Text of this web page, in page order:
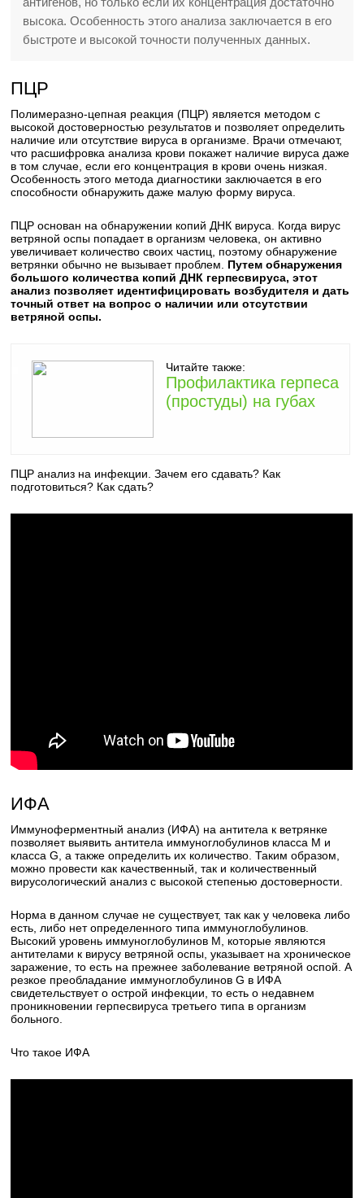
высока. Особенность этого анализа заключается в его
быстроте и высокой точности полученных данных.
ПЦР
Полимеразно-цепная реакция (ПЦР) является методом с
высокой достоверностью результатов и позволяет определить
наличие или отсутствие вируса в организме. Врачи отмечают,
что расшифровка анализа крови покажет наличие вируса даже
в том случае, если его концентрация в крови очень низкая.
Особенность этого метода диагностики заключается в его
способности обнаружить даже малую форму вируса.
ПЦР основан на обнаружении копий ДНК вируса. Когда вирус
ветряной оспы попадает в организм человека, он активно
увеличивает количество своих частиц, поэтому обнаружение
ветрянки обычно не вызывает проблем. Путем обнаружения
большого количества копий ДНК герпесвируса, этот
анализ позволяет идентифицировать возбудителя и дать
точный ответ на вопрос о наличии или отсутствии
ветряной оспы.
Читайте также:
Профилактика герпеса
(простуды) на губах
ПЦР анализ на инфекции. Зачем его сдавать? Как
подготовиться? Как сдать?
ИФА
Иммуноферментный анализ (ИФА) на антитела к ветрянке
позволяет выявить антитела иммуноглобулинов класса M и
класса G, а также определить их количество. Таким образом,
можно провести как качественный, так и количественный
вирусологический анализ с высокой степенью достоверности.
Норма в данном случае не существует, так как у человека либо
есть, либо нет определенного типа иммуноглобулинов.
Высокий уровень иммуноглобулинов M, которые являются
антителами к вирусу ветряной оспы, указывает на хроническое
заражение, то есть на прежнее заболевание ветряной оспой. А
резкое преобладание иммуноглобулинов G в ИФА
свидетельствует о острой инфекции, то есть о недавнем
проникновении герпесвируса третьего типа в организм
больного.
Что такое ИФА